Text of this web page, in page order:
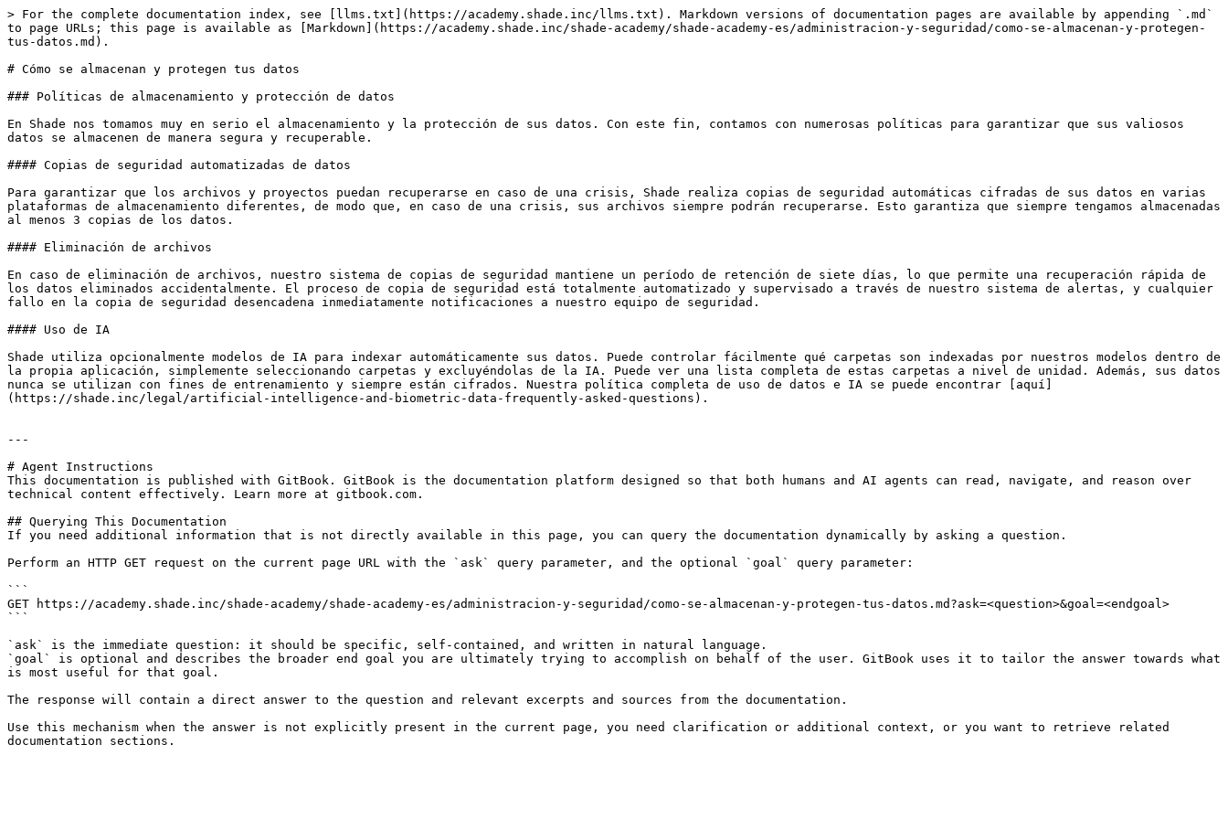
> For the complete documentation index, see [llms.txt](https://academy.shade.inc/llms.txt). Markdown versions of documentation pages are available by appending `.md`
to page URLs; this page is available as [Markdown](https://academy.shade.inc/shade-academy/shade-academy-es/administracion-y-seguridad/como-se-almacenan-y-protegen-
tus-datos.md).
# Cómo se almacenan y protegen tus datos
### Políticas de almacenamiento y protección de datos
En Shade nos tomamos muy en serio el almacenamiento y la protección de sus datos. Con este fin, contamos con numerosas políticas para garantizar que sus valiosos
datos se almacenen de manera segura y recuperable.
#### Copias de seguridad automatizadas de datos
Para garantizar que los archivos y proyectos puedan recuperarse en caso de una crisis, Shade realiza copias de seguridad automáticas cifradas de sus datos en varias
plataformas de almacenamiento diferentes, de modo que, en caso de una crisis, sus archivos siempre podrán recuperarse. Esto garantiza que siempre tengamos almacenadas
al menos 3 copias de los datos.
#### Eliminación de archivos
En caso de eliminación de archivos, nuestro sistema de copias de seguridad mantiene un período de retención de siete días, lo que permite una recuperación rápida de
los datos eliminados accidentalmente. El proceso de copia de seguridad está totalmente automatizado y supervisado a través de nuestro sistema de alertas, y cualquier
fallo en la copia de seguridad desencadena inmediatamente notificaciones a nuestro equipo de seguridad.
#### Uso de IA
Shade utiliza opcionalmente modelos de IA para indexar automáticamente sus datos. Puede controlar fácilmente qué carpetas son indexadas por nuestros modelos dentro de
la propia aplicación, simplemente seleccionando carpetas y excluyéndolas de la IA. Puede ver una lista completa de estas carpetas a nivel de unidad. Además, sus datos
nunca se utilizan con fines de entrenamiento y siempre están cifrados. Nuestra política completa de uso de datos e IA se puede encontrar [aquí]
(https://shade.inc/legal/artificial-intelligence-and-biometric-data-frequently-asked-questions).
---
# Agent Instructions
This documentation is published with GitBook. GitBook is the documentation platform designed so that both humans and AI agents can read, navigate, and reason over
technical content effectively. Learn more at gitbook.com.
## Querying This Documentation
If you need additional information that is not directly available in this page, you can query the documentation dynamically by asking a question.
Perform an HTTP GET request on the current page URL with the `ask` query parameter, and the optional `goal` query parameter:
```
GET https://academy.shade.inc/shade-academy/shade-academy-es/administracion-y-seguridad/como-se-almacenan-y-protegen-tus-datos.md?ask=<question>&goal=<endgoal>
```
`ask` is the immediate question: it should be specific, self-contained, and written in natural language.
`goal` is optional and describes the broader end goal you are ultimately trying to accomplish on behalf of the user. GitBook uses it to tailor the answer towards what
is most useful for that goal.
The response will contain a direct answer to the question and relevant excerpts and sources from the documentation.
Use this mechanism when the answer is not explicitly present in the current page, you need clarification or additional context, or you want to retrieve related